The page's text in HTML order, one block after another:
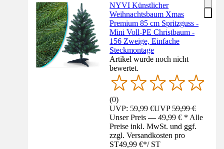
NYVI Künstlicher
Weihnachtsbaum Xmas
Premium 85 cm Spritzguss -
Mini Voll-PE Christbaum -
156 Zweige, Einfache
Steckmontage
Artikel wurde noch nicht
bewertet.
(0)
UVP: 59,99 €UVP59,99 €
Unser Preis — 49,99 € * Alle
Preise inkl. MwSt. und ggf.
zzgl. Versandkosten pro
ST49,99 €*/ ST